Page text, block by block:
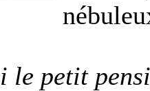
le petit